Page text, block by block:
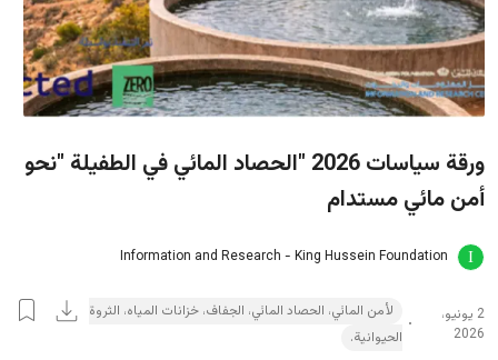
ورقة سياسات 2026 "الحصاد المائي في الطفيلة "نحو
أمن مائي مستدام
Information and Research - King Hussein Foundation
2 يونيو،
2026
لأمن المائي، الحصاد المائي، الجفاف، خزانات المياه، الثروة
الحيوانية.